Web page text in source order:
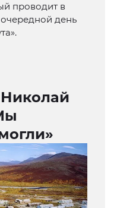
проводит в
день